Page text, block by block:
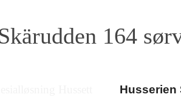
164
Husserien